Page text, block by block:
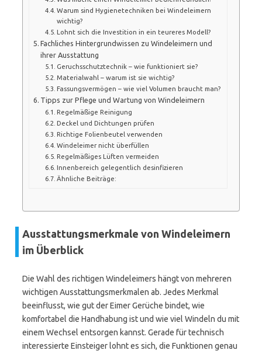
Warum sind Hygienetechniken bei Windeleimern
wichtig?
Lohnt sich die Investition in ein teureres Modell?
Fachliches Hintergrundwissen zu Windeleimern und
ihrer Ausstattung
Geruchsschutztechnik – wie funktioniert sie?
Materialwahl – warum ist sie wichtig?
Fassungsvermögen – wie viel Volumen braucht man?
Tipps zur Pflege und Wartung von Windeleimern
Regelmäßige Reinigung
Deckel und Dichtungen prüfen
Richtige Folienbeutel verwenden
Windeleimer nicht überfüllen
Regelmäßiges Lüften vermeiden
Innenbereich gelegentlich desinfizieren
Ähnliche Beiträge:
Ausstattungsmerkmale von Windeleimern
im Überblick
Die Wahl des richtigen Windeleimers hängt von mehreren
wichtigen Ausstattungsmerkmalen ab. Jedes Merkmal
beeinflusst, wie gut der Eimer Gerüche bindet, wie
komfortabel die Handhabung ist und wie viel Windeln du mit
einem Wechsel entsorgen kannst. Gerade für technisch
interessierte Einsteiger lohnt es sich, die Funktionen genau